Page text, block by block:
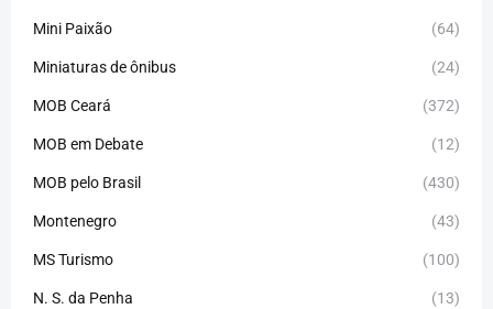
Mini Paixão (64)
Miniaturas de ônibus (24)
MOB Ceará (372)
MOB em Debate (12)
MOB pelo Brasil (430)
Montenegro (43)
MS Turismo (100)
N. S. da Penha (13)